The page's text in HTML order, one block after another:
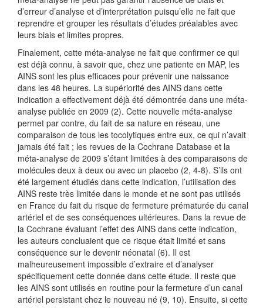
d’erreur d’analyse et d’interprétation puisqu’elle ne fait que
reprendre et grouper les résultats d’études préalables avec
leurs biais et limites propres.
Finalement, cette méta-analyse ne fait que confirmer ce qui
est déjà connu, à savoir que, chez une patiente en MAP, les
AINS sont les plus efficaces pour prévenir une naissance
dans les 48 heures. La supériorité des AINS dans cette
indication a effectivement déjà été démontrée dans une méta-
analyse publiée en 2009 (2). Cette nouvelle méta-analyse
permet par contre, du fait de sa nature en réseau, une
comparaison de tous les tocolytiques entre eux, ce qui n’avait
jamais été fait ; les revues de la Cochrane Database et la
méta-analyse de 2009 s’étant limitées à des comparaisons de
molécules deux à deux ou avec un placebo (2, 4-8). S’ils ont
été largement étudiés dans cette indication, l’utilisation des
AINS reste très limitée dans le monde et ne sont pas utilisés
en France du fait du risque de fermeture prématurée du canal
artériel et de ses conséquences ultérieures. Dans la revue de
la Cochrane évaluant l’effet des AINS dans cette indication,
les auteurs concluaient que ce risque était limité et sans
conséquence sur le devenir néonatal (6). Il est
malheureusement impossible d’extraire et d’analyser
spécifiquement cette donnée dans cette étude. Il reste que
les AINS sont utilisés en routine pour la fermeture d’un canal
artériel persistant chez le nouveau né (9, 10). Ensuite, si cette